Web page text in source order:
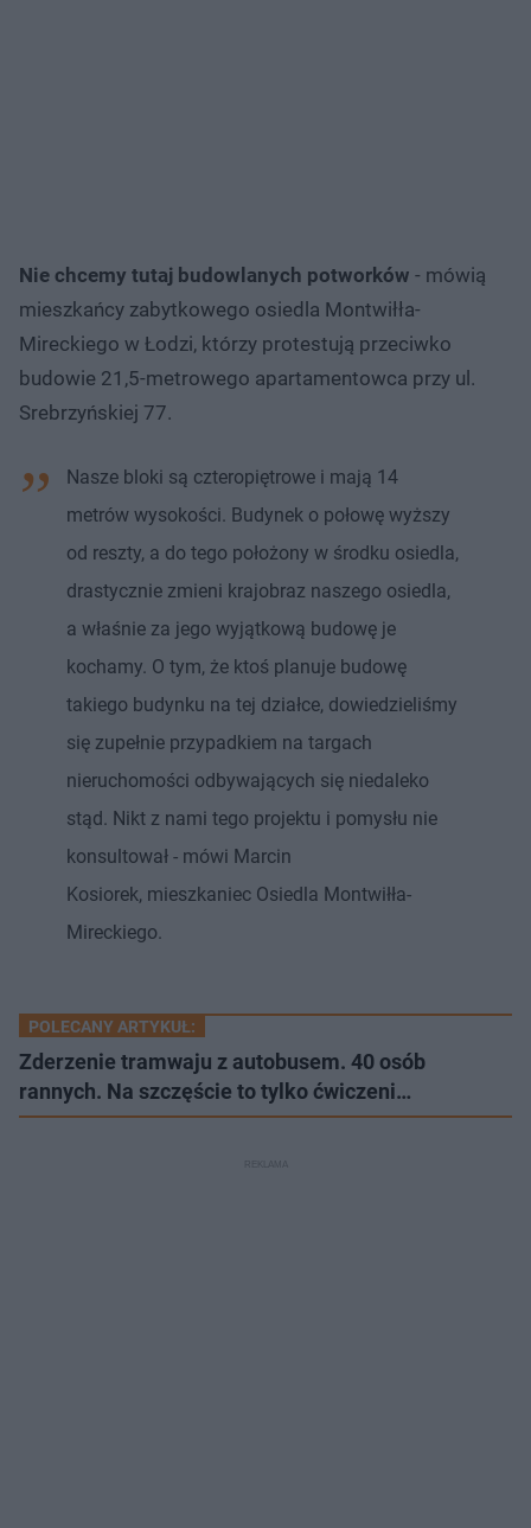
Nie chcemy tutaj budowlanych potworków - mówią
mieszkańcy zabytkowego osiedla Montwiłła-
Mireckiego w Łodzi, którzy protestują przeciwko
budowie 21,5-metrowego apartamentowca przy ul.
Srebrzyńskiej 77.
Nasze bloki są czteropiętrowe i mają 14
metrów wysokości. Budynek o połowę wyższy
od reszty, a do tego położony w środku osiedla,
drastycznie zmieni krajobraz naszego osiedla,
a właśnie za jego wyjątkową budowę je
kochamy. O tym, że ktoś planuje budowę
takiego budynku na tej działce, dowiedzieliśmy
się zupełnie przypadkiem na targach
nieruchomości odbywających się niedaleko
stąd. Nikt z nami tego projektu i pomysłu nie
konsultował - mówi Marcin
Kosiorek, mieszkaniec Osiedla Montwiłła-
Mireckiego.
POLECANY ARTYKUŁ:
Zderzenie tramwaju z autobusem. 40 osób
rannych. Na szczęście to tylko ćwiczeni…